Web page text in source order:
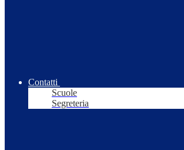
Contatti
Scuole
Segreteria